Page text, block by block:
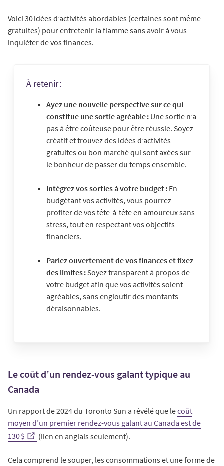
Voici 30 idées d’activités abordables (certaines sont même
gratuites) pour entretenir la flamme sans avoir à vous
inquiéter de vos finances.
À retenir :
Ayez une nouvelle perspective sur ce qui
constitue une sortie agréable : Une sortie n’a
pas à être coûteuse pour être réussie. Soyez
créatif et trouvez des idées d’activités
gratuites ou bon marché qui sont axées sur
le bonheur de passer du temps ensemble.
Intégrez vos sorties à votre budget : En
budgétant vos activités, vous pourrez
profiter de vos tête-à-tête en amoureux sans
stress, tout en respectant vos objectifs
financiers.
Parlez ouvertement de vos finances et fixez
des limites :Soyez transparent à propos de
votre budget afin que vos activités soient
agréables, sans engloutir des montants
déraisonnables.
Le coût d’un rendez-vous galant typique au
Canada
Un rapport de 2024 du Toronto Sun a révélé que lecoût
moyen d’un premier rendez-vous galant au Canada est de
130 $
(lien en anglais seulement).
Cela comprend le souper, les consommations et une forme de